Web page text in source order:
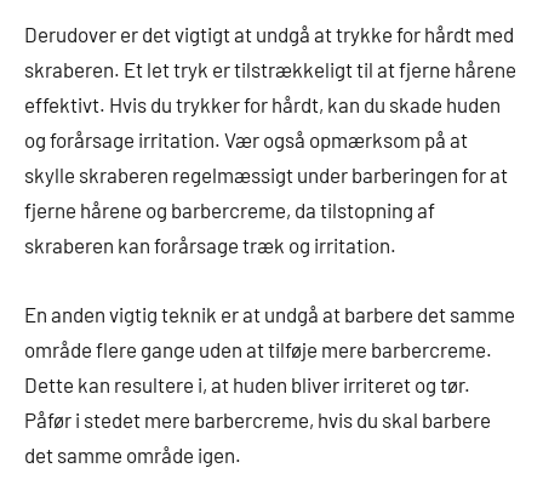
Derudover er det vigtigt at undgå at trykke for hårdt med
skraberen. Et let tryk er tilstrækkeligt til at fjerne hårene
effektivt. Hvis du trykker for hårdt, kan du skade huden
og forårsage irritation. Vær også opmærksom på at
skylle skraberen regelmæssigt under barberingen for at
fjerne hårene og barbercreme, da tilstopning af
skraberen kan forårsage træk og irritation.
En anden vigtig teknik er at undgå at barbere det samme
område flere gange uden at tilføje mere barbercreme.
Dette kan resultere i, at huden bliver irriteret og tør.
Påfør i stedet mere barbercreme, hvis du skal barbere
det samme område igen.